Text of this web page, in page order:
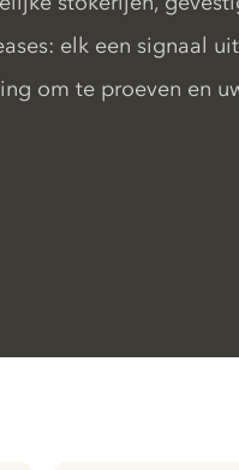
elk een signaal
om te proeven en